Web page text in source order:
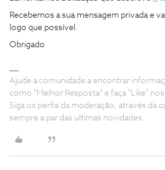
Recebemos a sua mensagem privada e
logo que possível.
Obrigado
Ajude a comunidade a encontrar
como "Melhor Resposta" e faça "Like"
Siga os perfis da moderação, através da
sempre a par das ultimas novidades.